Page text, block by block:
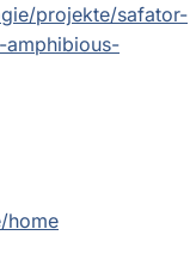
projekte/safator-
home